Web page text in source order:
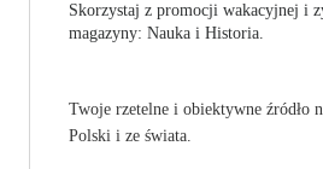
Skorzystaj z promocji wakacyjnej i
magazyny: Nauka i Historia.
Twoje rzetelne i obiektywne źródło
Polski i ze świata.